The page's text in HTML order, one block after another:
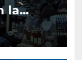
la
Tienda